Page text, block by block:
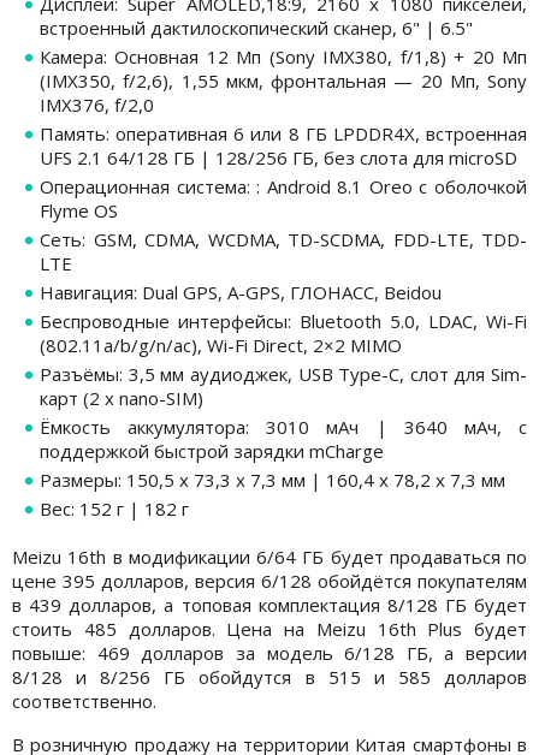
встроенный дактилоскопический сканер, 6" | 6.5"
Камера: Основная 12 Мп (Sony IMX380, f/1,8) + 20 Мп
(IMX350, f/2,6), 1,55 мкм, фронтальная — 20 Мп, Sony
IMX376, f/2,0
Память: оперативная 6 или 8 ГБ LPDDR4X, встроенная
UFS 2.1 64/128 ГБ | 128/256 ГБ, без слота для microSD
Операционная система: : Android 8.1 Oreo с оболочкой
Flyme OS
Сеть: GSM, CDMA, WCDMA, TD-SCDMA, FDD-LTE, TDD-
LTE
Навигация: Dual GPS, A-GPS, ГЛОНАСС, Beidou
Беспроводные интерфейсы: Bluetooth 5.0, LDAC, Wi-Fi
(802.11a/b/g/n/ac), Wi-Fi Direct, 2×2 MIMO
Разъёмы: 3,5 мм аудиоджек, USB Type-C, слот для Sim-
карт (2 x nano-SIM)
Ёмкость аккумулятора: 3010 мАч | 3640 мАч, с
поддержкой быстрой зарядки mCharge
Размеры: 150,5 х 73,3 х 7,3 мм | 160,4 х 78,2 х 7,3 мм
Вес: 152 г | 182 г
Meizu 16th в модификации 6/64 ГБ будет продаваться по
цене 395 долларов, версия 6/128 обойдётся покупателям
в 439 долларов, а топовая комплектация 8/128 ГБ будет
стоить 485 долларов. Цена на Meizu 16th Plus будет
повыше: 469 долларов за модель 6/128 ГБ, а версии
8/128 и 8/256 ГБ обойдутся в 515 и 585 долларов
соответственно.
В розничную продажу на территории Китая смартфоны в